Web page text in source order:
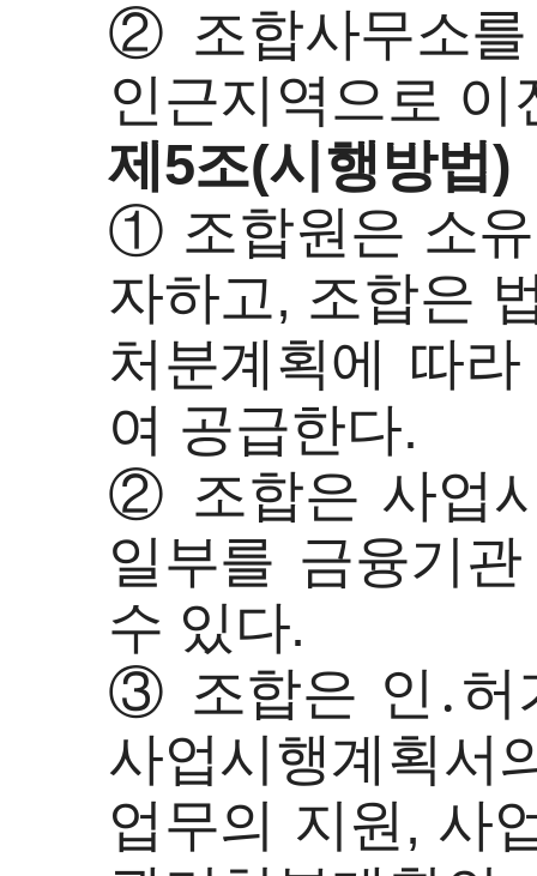
② 조합사무소를
인근지역으로
제5조(시행방법)
① 조합원은 소
자하고, 조합은
처분계획에 따
여 공급한다.
② 조합은 사업
일부를 금융기
수 있다.
③ 조합은 인․허
사업시행계획서
업무의 지원, 사